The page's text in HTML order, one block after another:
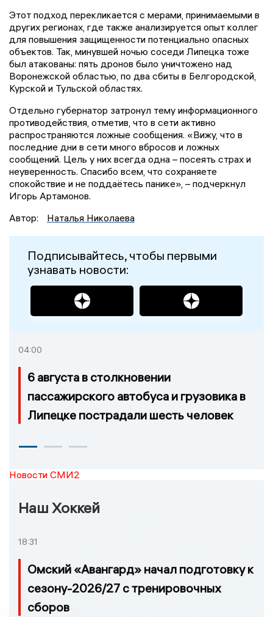
Этот подход перекликается с мерами, принимаемыми в
других регионах, где также анализируется опыт коллег
для повышения защищенности потенциально опасных
объектов. Так, минувшей ночью соседи Липецка тоже
был атакованы: пять дронов было уничтожено над
Воронежской областью, по два сбиты в Белгородской,
Курской и Тульской областях.
Отдельно губернатор затронул тему информационного
противодействия, отметив, что в сети активно
распространяются ложные сообщения. «Вижу, что в
последние дни в сети много вбросов и ложных
сообщений. Цель у них всегда одна – посеять страх и
неуверенность. Спасибо всем, что сохраняете
спокойствие и не поддаётесь панике», – подчеркнул
Игорь Артамонов.
Автор:
Наталья Николаева
Подписывайтесь, чтобы первыми
узнавать новости:
04:00
6 августа в столкновении
пассажирского автобуса и грузовика в
Липецке пострадали шесть человек
Новости СМИ2
Наш Хоккей
18:31
Омский «Авангард» начал подготовку к
сезону-2026/27 с тренировочных
сборов